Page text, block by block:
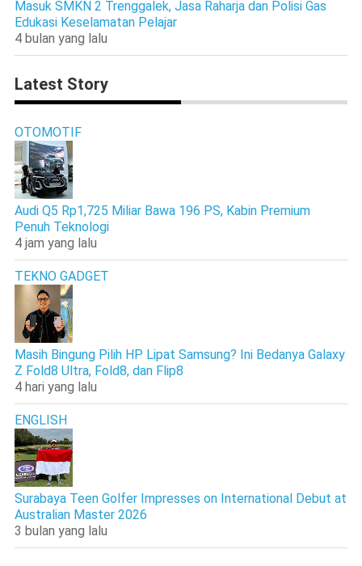
Masuk SMKN 2 Trenggalek, Jasa Raharja dan Polisi Gas
Edukasi Keselamatan Pelajar
4 bulan yang lalu
Latest Story
OTOMOTIF
Audi Q5 Rp1,725 Miliar Bawa 196 PS, Kabin Premium
Penuh Teknologi
4 jam yang lalu
TEKNO GADGET
Masih Bingung Pilih HP Lipat Samsung? Ini Bedanya Galaxy
Z Fold8 Ultra, Fold8, dan Flip8
4 hari yang lalu
ENGLISH
Surabaya Teen Golfer Impresses on International Debut at
Australian Master 2026
3 bulan yang lalu